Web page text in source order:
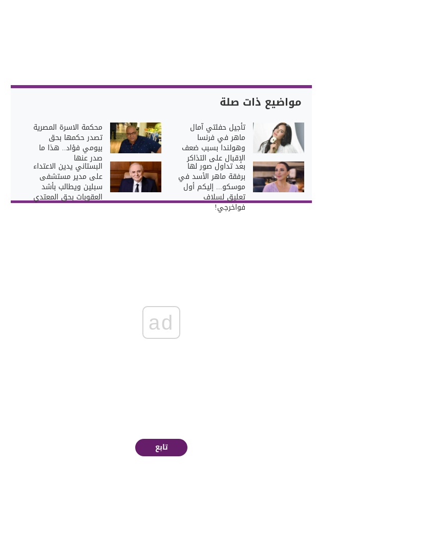
مواضيع ذات صلة
تأجيل حفلتي آمال
ماهر في فرنسا
وهولندا بسبب ضعف
الإقبال على التذاكر
محكمة الاسرة المصرية
تصدر حكمها بحق
بيومي فؤاد.. هذا ما
صدر عنها
بعد تداول صور لها
برفقة ماهر الأسد في
موسكو... إليكم أول
تعليق لسلاف
فواخرجي!
البستاني يدين الاعتداء
على مدير مستشفى
سبلين ويطالب بأشد
العقوبات بحق المعتدي
ad
تابع